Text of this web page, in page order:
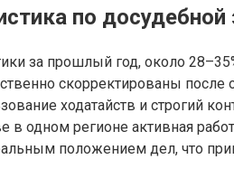
по досудебной
за прошлый год, около
скорректированы
ходатайств и строгий
в одном регионе активная
положением дел, что